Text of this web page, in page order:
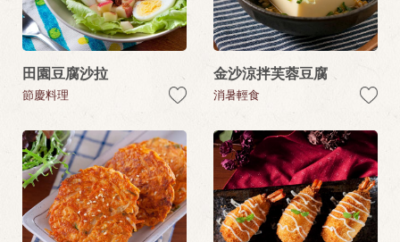
田園豆腐沙拉
節慶料理
金沙涼拌芙蓉豆腐
消暑輕食